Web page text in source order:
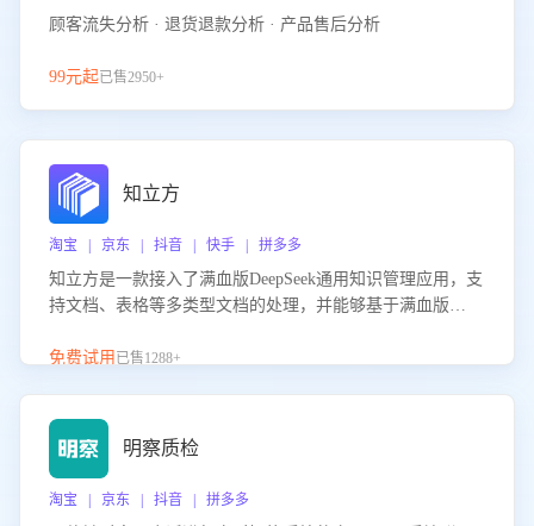
顾客流失分析 · 退货退款分析 · 产品售后分析
99元起已售2950+
知立方
淘宝 | 京东 | 抖音 | 快手 | 拼多多
知立方是一款接入了满血版DeepSeek通用知识管理应用，支
持文档、表格等多类型文档的处理，并能够基于满血版
识支持，帮助用户高效管理和利用知识资源。通过该产品，
免费试用 已售1288+
明察质检
淘宝 | 京东 | 抖音 | 拼多多